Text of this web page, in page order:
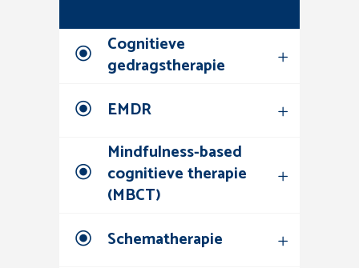
Cognitieve
gedragstherapie
EMDR
Mindfulness-based
cognitieve therapie
(MBCT)
Schematherapie